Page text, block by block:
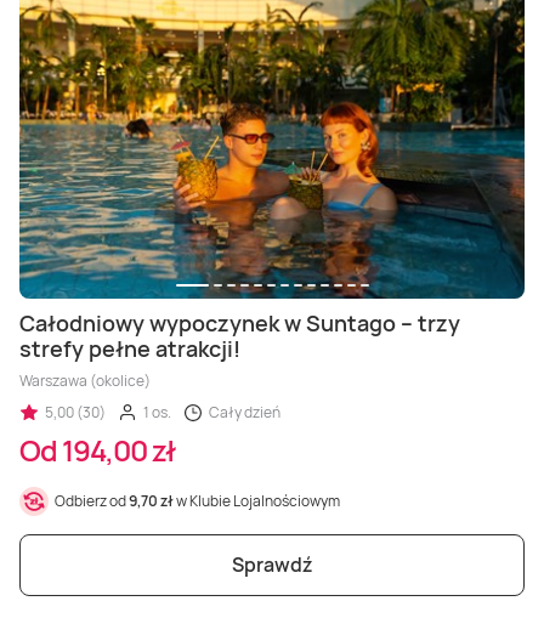
Całodniowy wypoczynek w Suntago – trzy
strefy pełne atrakcji!
Warszawa (okolice)
5,00 (30)
1 os. Cały dzień
Od 194,00 zł
Odbierz od9,70 złw Klubie Lojalnościowym
Sprawdź